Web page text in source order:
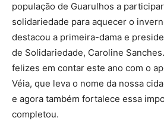
população de Guarulhos a
solidariedade para aquecer o
destacou a primeira-dama e
de Solidariedade, Caroline
felizes em contar este ano com o
Véia, que leva o nome da nossa
e agora também fortalece essa
completou.